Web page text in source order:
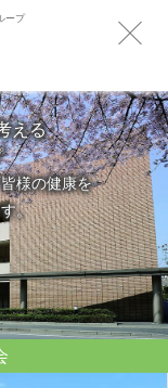
ープ
える
様の健康を
。